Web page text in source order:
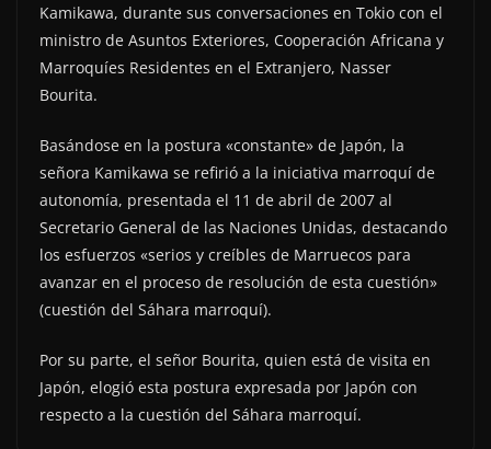
Kamikawa, durante sus conversaciones en Tokio con el
ministro de Asuntos Exteriores, Cooperación Africana y
Marroquíes Residentes en el Extranjero, Nasser
Bourita.
Basándose en la postura «constante» de Japón, la
señora Kamikawa se refirió a la iniciativa marroquí de
autonomía, presentada el 11 de abril de 2007 al
Secretario General de las Naciones Unidas, destacando
los esfuerzos «serios y creíbles de Marruecos para
avanzar en el proceso de resolución de esta cuestión»
(cuestión del Sáhara marroquí).
Por su parte, el señor Bourita, quien está de visita en
Japón, elogió esta postura expresada por Japón con
respecto a la cuestión del Sáhara marroquí.